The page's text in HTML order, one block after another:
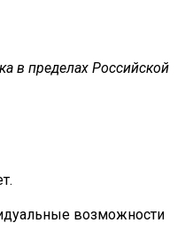
в пределах Российской
возможности